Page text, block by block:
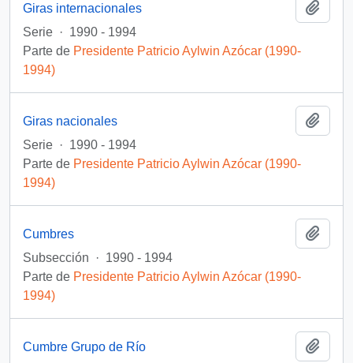
Giras internacionales
Serie · 1990 - 1994
Parte de Presidente Patricio Aylwin Azócar (1990-
1994)
Giras nacionales
Serie · 1990 - 1994
Parte de Presidente Patricio Aylwin Azócar (1990-
1994)
Cumbres
Subsección
· 1990 - 1994
Parte de Presidente Patricio Aylwin Azócar (1990-
1994)
Cumbre Grupo de Río